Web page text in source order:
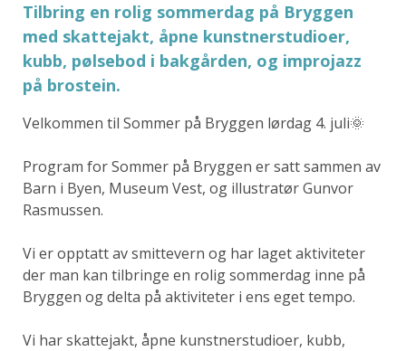
Tilbring en rolig sommerdag på Bryggen
med skattejakt, åpne kunstnerstudioer,
kubb, pølsebod i bakgården, og improjazz
på brostein.
Velkommen til Sommer på Bryggen lørdag 4. juli🌞
Program for Sommer på Bryggen er satt sammen av
Barn i Byen, Museum Vest, og illustratør Gunvor
Rasmussen.
Vi er opptatt av smittevern og har laget aktiviteter
der man kan tilbringe en rolig sommerdag inne på
Bryggen og delta på aktiviteter i ens eget tempo.
Vi har skattejakt, åpne kunstnerstudioer, kubb,